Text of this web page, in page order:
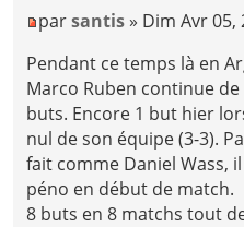
parsantis » Dim Avr 05,
Pendant ce temps là en
Marco Ruben continue
buts. Encore 1 but hier
nul de son équipe (3-3).
fait comme Daniel Wass,
péno en début de match.
8 buts en 8 matchs tout